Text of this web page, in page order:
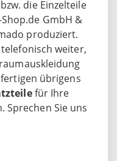
die Einzelteile
GmbH &
produziert.
weiter,
übrigens
für Ihre
Sprechen Sie uns